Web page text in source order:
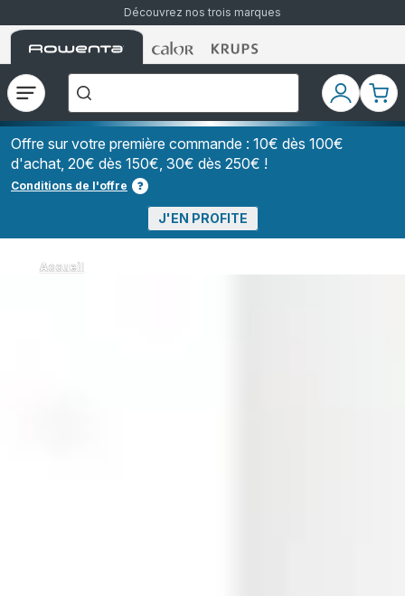
Découvrez nos trois marques
Accueil
Rowenta
Accueil
Rowenta
Accueil
Rowenta
Ouvrir
le
menu
recherchez-
vous
?","Aspirateurs
à
Grains","Centrales
Vapeurs","Sèche
Cheveux"]
Mon
compte
Mon
Offre sur votre première commande : 10€ dès 100€
d'achat, 20€ dès 150€, 30€ dès 250€ !
Conditions de l'offre
J'EN PROFITE
Accueil